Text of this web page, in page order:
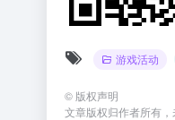
游戏活动
© 版权声明
文章版权归作者所有，